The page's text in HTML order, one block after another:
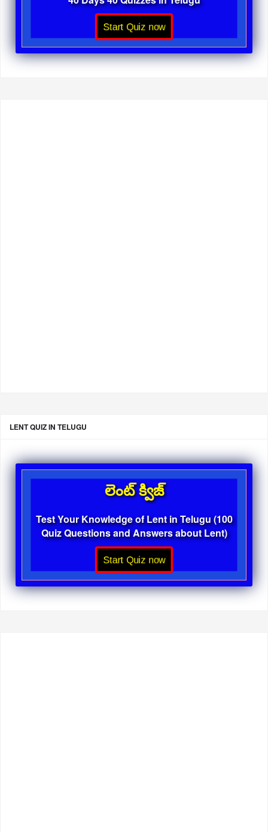
Start Quiz now
LENT QUIZ IN TELUGU
లెంట్ క్విజ్
Test Your Knowledge of Lent in Telugu (100
Quiz Questions and Answers about Lent)
Start Quiz now